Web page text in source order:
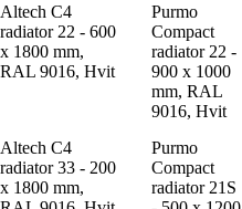
Altech C4
radiator 22 - 600
x 1800 mm,
RAL 9016, Hvit
Purmo
Compact
radiator 22 -
900 x 1000
mm, RAL
9016, Hvit
Altech C4
radiator 33 - 200
x 1800 mm,
Purmo
Compact
radiator 21S